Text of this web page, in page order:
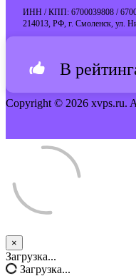
ИНН / КПП: 6700039808 /
214013, РФ, г. Смоленск, ул.
В
Copyright © 2026 xvps.ru.
×
Закрыть
тикет
Загрузка...
Загрузка...